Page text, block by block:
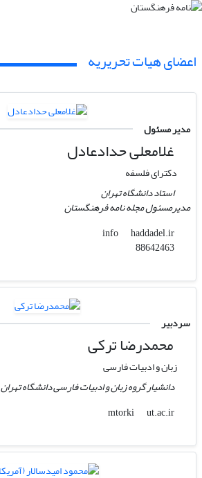
اعضای هیات تحریریه
مدیر مسئول
غلامعلی حدادعادل
دکترای فلسفه
استاد دانشگاه تهران
مدیرمسئول مجله نامه فرهنگستان
info
haddadel.ir
88642463
سردبیر
محمدرضا ترکی
زبان و ادبیات فارسی
دانشیار گروه زبان و ادبیات فارسی دانشگاه تهران
mtorki
ut.ac.ir